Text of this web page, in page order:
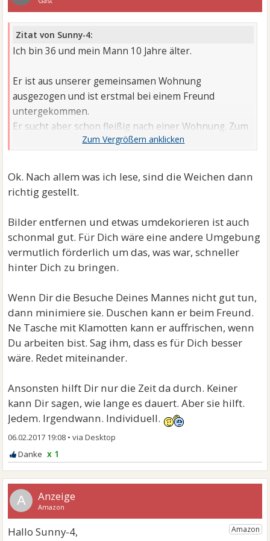
Zitat von Sunny-4:
Ich bin 36 und mein Mann 10 Jahre älter.
Er ist aus unserer gemeinsamen Wohnung
ausgezogen und ist erstmal bei einem Freund
untergekommen.
Er sucht aber schon fleißig nach einer Wohnung. Zum
Glück hat sich unser gemeinsamer Traum von einem
Mein Sohn ist 15. Er bleibt bei mir. Der Kontakt zu
seinem Vater war schon immer sehr angespannt. Er
hatte ja nie wirklich Zeit für ihn. Er kommt mit der
Trennung gut aus.
Er und sein Sohn können sich natürlich jeder Zeit
sehen. Bis jetzt sucht keiner von beiden einen
Kontakt. Es ist ja alles noch sehr neu für uns alle (
Trennung vor 2 Wochen).
Ich bin berufstätig. Stehe soweit auf eigenen Beinen.
Auch wenn ich jetzt gerade den Boden darunter
Ich möchte kein Trennungskrieg und er wohl auch
nicht. Wir gehen weiterhin fürsorglich miteinander
um. Ich hoffe es bleibt so, wenn es dann darum geht
das gemeinsame Hab und Gut zu teilen.
Das schwerste zur Zeit ist, dass man sich natürlich
sieht. Er holt Post ab, er kommt zum Duschen. Er holt
frische Kleidung.
Jedesmal wenn er dann wieder weg ist, geht es mir
richtig schlecht.
Ok. Nach allem was ich lese, sind die Weichen dann
richtig gestellt.
Bilder entfernen und etwas umdekorieren ist auch
schonmal gut. Für Dich wäre eine andere Umgebung
vermutlich förderlich um das, was war, schneller
hinter Dich zu bringen.
Wenn Dir die Besuche Deines Mannes nicht gut tun,
dann minimiere sie. Duschen kann er beim Freund.
Ne Tasche mit Klamotten kann er auffrischen, wenn
Du arbeiten bist. Sag ihm, dass es für Dich besser
wäre. Redet miteinander.
Ansonsten hilft Dir nur die Zeit da durch. Keiner
kann Dir sagen, wie lange es dauert. Aber sie hilft.
Jedem. Irgendwann. Individuell.
06.02.2017 19:08 •
x 1
A